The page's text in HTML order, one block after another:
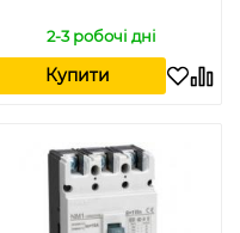
2-3 робочі дні
Купити